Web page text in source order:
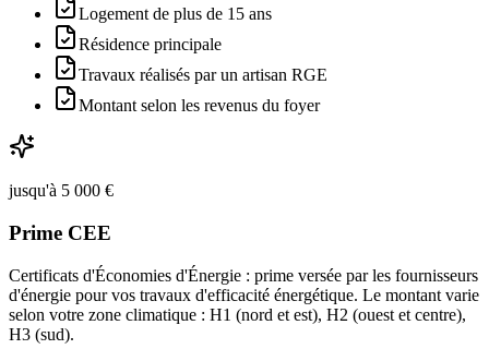
Logement de plus de 15 ans
Résidence principale
Travaux réalisés par un artisan RGE
Montant selon les revenus du foyer
jusqu'à 5 000 €
Prime CEE
Certificats d'Économies d'Énergie : prime versée par les fournisseurs
d'énergie pour vos travaux d'efficacité énergétique. Le montant varie
selon votre zone climatique : H1 (nord et est), H2 (ouest et centre),
H3 (sud).